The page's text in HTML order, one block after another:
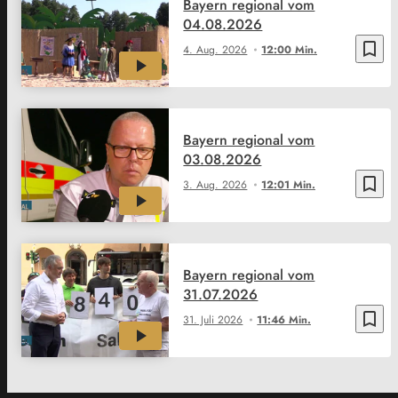
bookmark_border
4. Aug. 2026 12:00 Min.
Bayern regional vom
04.08.2026
bookmark_border
3. Aug. 2026 12:01 Min.
Bayern regional vom
03.08.2026
bookmark_border
31. Juli 2026 11:46 Min.
Bayern regional vom
31.07.2026